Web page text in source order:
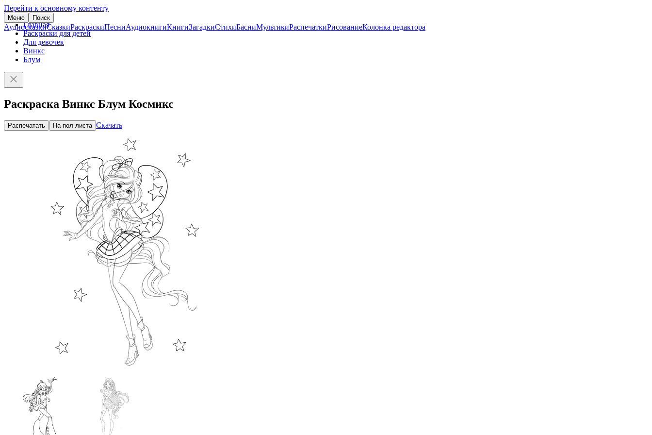
Перейти к основному контенту
Меню Поиск
АудиосказкиСказкиРаскраскиПесниАудиокнигиКнигиЗагадкиСтихиБасниМультикиРаспечаткиРисованиеКолонка редактора
Главная
Раскраски для детей
Для девочек
Винкс
Блум
Раскраска Винкс Блум Космикс
Распечатать На пол-листа Скачать